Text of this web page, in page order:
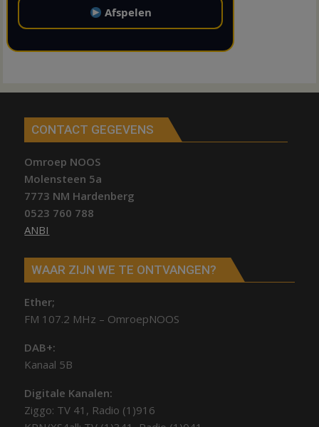
Afspelen
CONTACT GEGEVENS
Omroep NOOS
Molensteen 5a
7773 NM Hardenberg
0523 760 788
ANBI
WAAR ZIJN WE TE ONTVANGEN?
Ether;
FM 107.2 MHz – OmroepNOOS
DAB+:
Kanaal 5B
Digitale Kanalen:
Ziggo: TV 41, Radio (1)916